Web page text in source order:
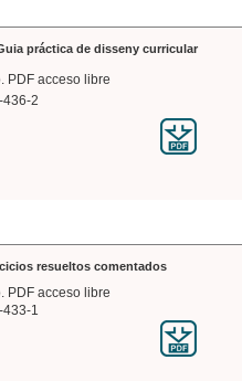
práctica de disseny curricular
PDF acceso libre
436-2
resueltos comentados
PDF acceso libre
433-1